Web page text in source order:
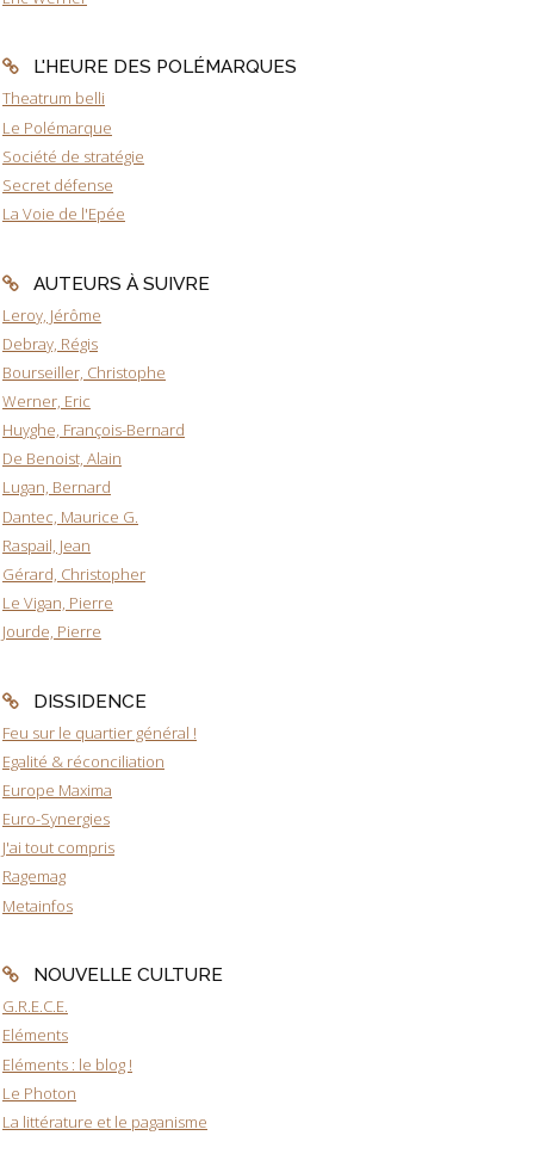
L'HEURE DES POLÉMARQUES
Theatrum belli
Le Polémarque
Société de stratégie
Secret défense
La Voie de l'Epée
AUTEURS À SUIVRE
Leroy, Jérôme
Debray, Régis
Bourseiller, Christophe
Werner, Eric
Huyghe, François-Bernard
De Benoist, Alain
Lugan, Bernard
Dantec, Maurice G.
Raspail, Jean
Gérard, Christopher
Le Vigan, Pierre
Jourde, Pierre
DISSIDENCE
Feu sur le quartier général !
Egalité & réconciliation
Europe Maxima
Euro-Synergies
J'ai tout compris
Ragemag
Metainfos
NOUVELLE CULTURE
G.R.E.C.E.
Eléments
Eléments : le blog !
Le Photon
La littérature et le paganisme